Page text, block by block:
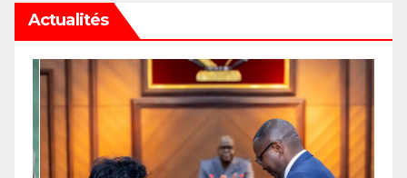
publications
Actualités